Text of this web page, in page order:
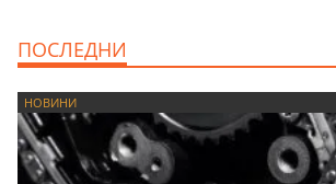
ПОСЛЕДНИ
НОВИНИ